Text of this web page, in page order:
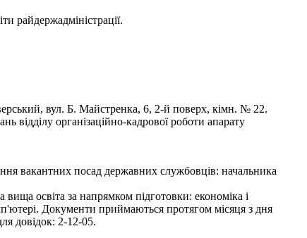
вул. Б. Майстренка, 6, 2-й поверх, кімн. № 22.
відділу організаційно-кадрової роботи апарату
вакантних посад державних службовців: начальника
освіта за напрямком підготовки: економіка і
Документи приймаються протягом місяця з дня
довідок: 2-12-05.